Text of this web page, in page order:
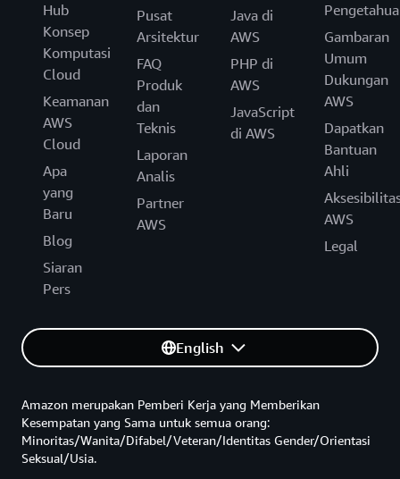
Hub
Konsep
Komputasi
Cloud
Keamanan
AWS
Cloud
Apa
yang
Baru
Blog
Siaran
Pers
Pusat
Arsitektur
FAQ
Produk
dan
Teknis
Laporan
Analis
Partner
AWS
Java di
AWS
PHP di
AWS
JavaScript
di AWS
Gambaran
Umum
Dukungan
AWS
Dapatkan
Bantuan
Ahli
AWS
Legal
English
Amazon merupakan Pemberi Kerja yang Memberikan
Kesempatan yang Sama untuk semua orang:
Minoritas/Wanita/Difabel/Veteran/Identitas Gender/Orientasi
Seksual/Usia.